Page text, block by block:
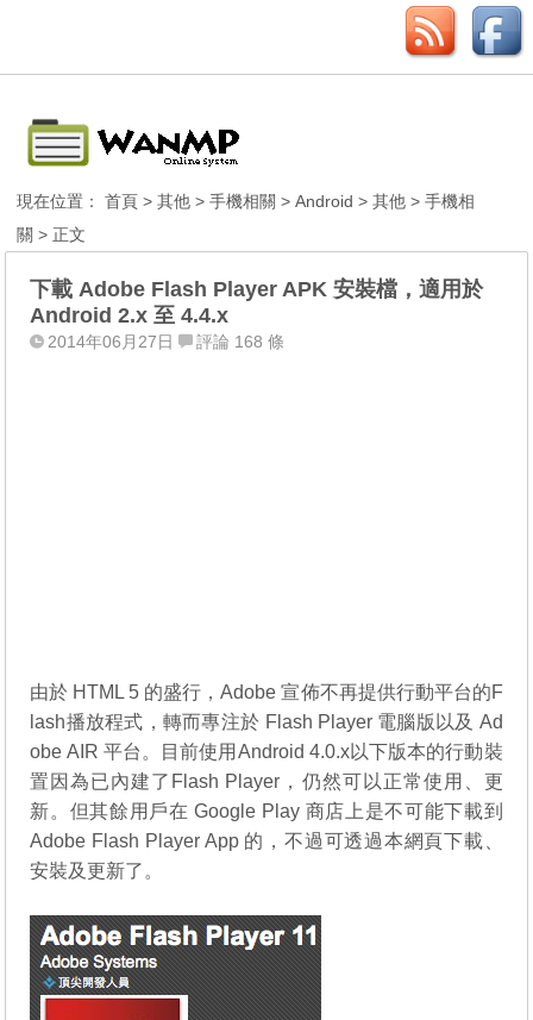
現在位置：首頁 >其他 >手機相關 >Android >其他 >手機相
關 > 正文
下載 Adobe Flash Player APK 安裝檔，適用於
Android 2.x 至 4.4.x
2014年06月27日 評論 168 條
由於 HTML 5 的盛行，Adobe 宣佈不再提供行動平台的F
lash播放程式，轉而專注於 Flash Player 電腦版以及 Ad
obe AIR 平台。目前使用Android 4.0.x以下版本的行動裝
置因為已內建了Flash Player，仍然可以正常使用、更
新。但其餘用戶在 Google Play 商店上是不可能下載到
Adobe Flash Player App 的，不過可透過本網頁下載、
安裝及更新了。